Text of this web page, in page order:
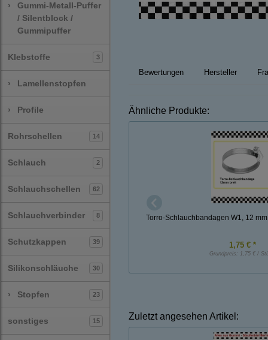
›
Gummi-Metall-Puffer
/ Silentblock /
Gummipuffer
Klebstoffe 3
› Lamellenstopfen
› Profile
Rohrschellen 14
Schlauch 2
Schlauchschellen 62
Schlauchverbinder 8
Schutzkappen 39
Silikonschläuche 30
› Stopfen 23
sonstiges 15
Bewertungen Hersteller
Ähnliche Produkte:
Torro-Schlauchbandagen W1, 12
1,75 € *
Grundpreis: 1,75 € /
Zuletzt angesehen Artikel: